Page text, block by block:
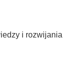
i rozwijania